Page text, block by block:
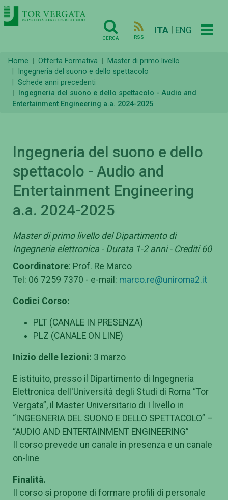
CERCA RSS
ITA ENG
Home Offerta Formativa
Master di primo livello
Ingegneria del suono e dello spettacolo
Schede anni precedenti
Ingegneria del suono e dello spettacolo - Audio and
Entertainment Engineering a.a. 2024-2025
Ingegneria del suono e dello
spettacolo - Audio and
Entertainment Engineering
a.a. 2024-2025
Master di primo livello del Dipartimento di
Ingegneria elettronica - Durata 1-2 anni - Crediti 60
Coordinatore: Prof. Re Marco
Tel: 06 7259 7370 - e-mail: marco.re@uniroma2.it
Codici Corso:
PLT (CANALE IN PRESENZA)
PLZ (CANALE ON LINE)
Inizio delle lezioni: 3 marzo
E istituito, presso il Dipartimento di Ingegneria
Elettronica dell'Università degli Studi di Roma “Tor
Vergata”, il Master Universitario di I livello in
“INGEGNERIA DEL SUONO E DELLO SPETTACOLO” –
“AUDIO AND ENTERTAINMENT ENGINEERING”
Il corso prevede un canale in presenza e un canale
on-line
Finalità.
Il corso si propone di formare profili di personale